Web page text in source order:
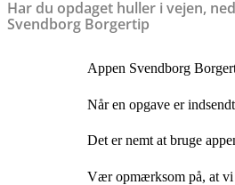
Har du opdaget huller i vejen,
Svendborg Borgertip
Appen Svendborg
Når en opgave er
Det er nemt at bruge
Vær opmærksom på, at vi